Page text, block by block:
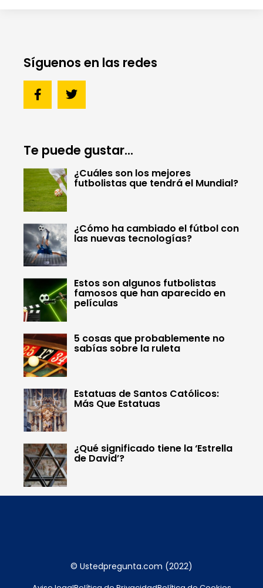
Síguenos en las redes
Te puede gustar...
¿Cuáles son los mejores
futbolistas que tendrá el Mundial?
¿Cómo ha cambiado el fútbol con
las nuevas tecnologías?
Estos son algunos futbolistas
famosos que han aparecido en
películas
5 cosas que probablemente no
sabías sobre la ruleta
Estatuas de Santos Católicos:
Más Que Estatuas
¿Qué significado tiene la ‘Estrella
de David’?
© Ustedpregunta.com (2022)